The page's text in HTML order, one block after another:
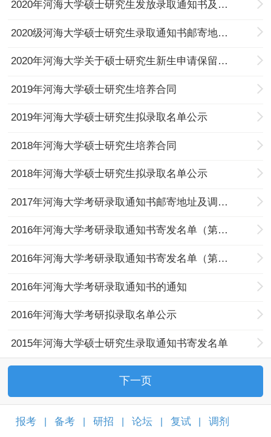
2020年河海大学硕士研究生发放录取通知书及有关事项的通知
2020级河海大学硕士研究生录取通知书邮寄地址确认的通知
2020年河海大学关于硕士研究生新生申请保留入学资格的通知
2019年河海大学硕士研究生培养合同
2019年河海大学硕士研究生拟录取名单公示
2018年河海大学硕士研究生培养合同
2018年河海大学硕士研究生拟录取名单公示
2017年河海大学考研录取通知书邮寄地址及调档地址确认的通知
2016年河海大学考研录取通知书寄发名单（第三批）
2016年河海大学考研录取通知书寄发名单（第二批）
2016年河海大学考研录取通知书的通知
2016年河海大学考研拟录取名单公示
2015年河海大学硕士研究生录取通知书寄发名单
下一页
报考 备考 研招 论坛 复试 调剂